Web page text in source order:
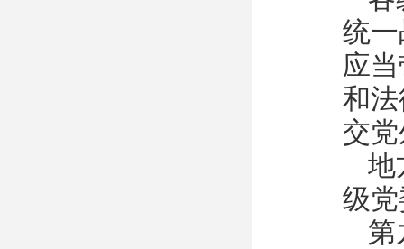
统
应
和
交
地
级
第